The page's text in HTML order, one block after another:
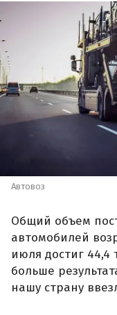
Автовоз
Общий объем
автомобилей
июля достиг 44,4
больше
нашу страну